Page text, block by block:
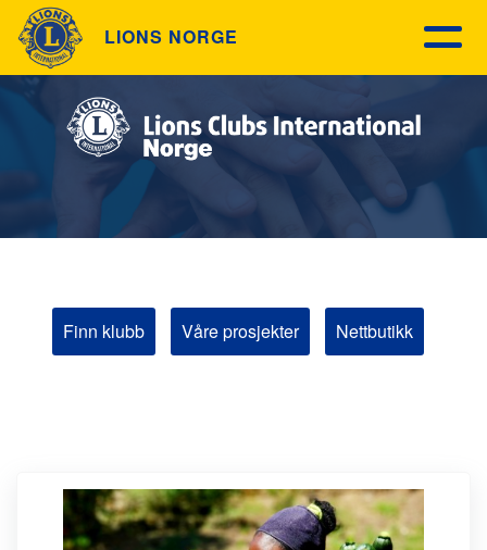
LIONS NORGE
Finn klubb Våre prosjekter Nettbutikk